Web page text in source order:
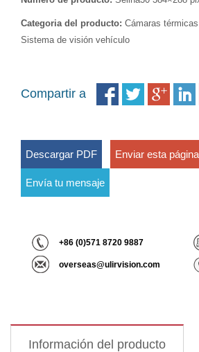
Categoria del producto: Cámaras
Sistema de visión vehículo
Compartir a
Descargar PDF Enviar esta página
Envía tu mensaje
+86 (0)571 8720 9887
overseas@ulirvision.com
Información del producto